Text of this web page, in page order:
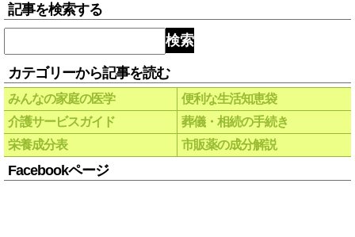
記事を検索する
検索
カテゴリーから記事を読む
みんなの家庭の医学
便利な生活知恵袋
介護サービスガイド
葬儀・相続の手続き
栄養成分表
市販薬の成分解説
Facebookページ